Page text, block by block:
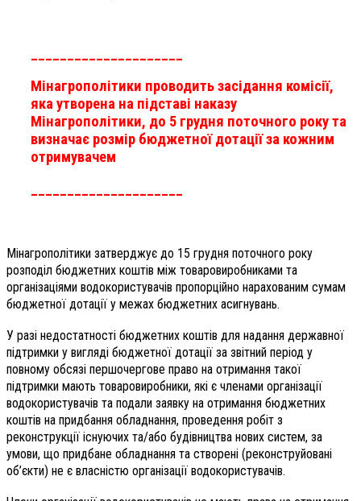
_____________________
Мінагрополітики проводить засідання комісії,
яка утворена на підставі наказу
Мінагрополітики, до 5 грудня поточного року та
визначає розмір бюджетної дотації за кожним
отримувачем
_____________________
Мінагрополітики затверджує до 15 грудня поточного року
розподіл бюджетних коштів між товаровиробниками та
організаціями водокористувачів пропорційно нарахованим сумам
бюджетної дотації у межах бюджетних асигнувань.
У разі недостатності бюджетних коштів для надання державної
підтримки у вигляді бюджетної дотації за звітний період у
повному обсязі першочергове право на отримання такої
підтримки мають товаровиробники, які є членами організації
водокористувачів та подали заявку на отримання бюджетних
коштів на придбання обладнання, проведення робіт з
реконструкції існуючих та/або будівництва нових систем, за
умови, що придбане обладнання та створені (реконструйовані
об’єкти) не є власністю організації водокористувачів.